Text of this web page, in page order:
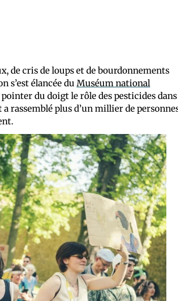
de cris de loups et de bourdonnements
s’est élancée du Muséum national
du doigt le rôle des pesticides dans
rassemblé plus d’un millier de